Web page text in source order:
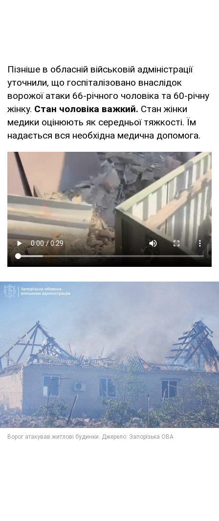
Пізніше в обласній військовій адміністрації
уточнили, що госпіталізовано внаслідок
ворожої атаки 66-річного чоловіка та 60-річну
жінку. Стан чоловіка важкий. Стан жінки
медики оцінюють як середньої тяжкості. Їм
надається вся необхідна медична допомога.